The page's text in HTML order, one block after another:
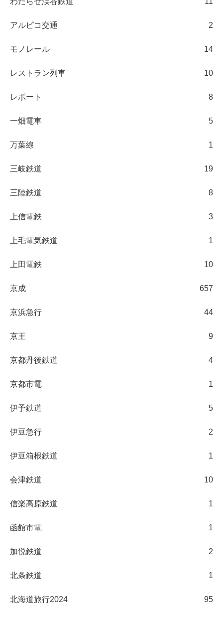
アルピコ交通 2
モノレール 14
レストラン列車 10
レポート 8
一畑電車 5
万葉線 1
三岐鉄道 19
三陸鉄道 8
上信電鉄 3
上毛電気鉄道 1
上田電鉄 10
京成 657
京浜急行 44
京王 9
京都丹後鉄道 4
京都市電 1
伊予鉄道 5
伊豆急行 2
伊豆箱根鉄道 1
会津鉄道 10
信楽高原鉄道 1
函館市電 1
加悦鉄道 2
北条鉄道 1
北海道旅行2024 95